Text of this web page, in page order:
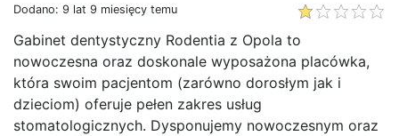
Dodano: 9 lat 9 miesięcy temu
Gabinet dentystyczny Rodentia z Opola to
nowoczesna oraz doskonale wyposażona placówka,
która swoim pacjentom (zarówno dorosłym jak i
dzieciom) oferuje pełen zakres usług
stomatologicznych. Dysponujemy nowoczesnym oraz